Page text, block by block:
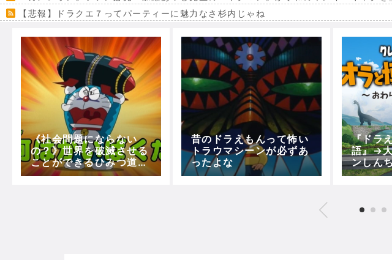
【悲報】ドラクエ７ってパーティーに魅力なさ杉内じゃね
Powered by livedoor 相互RSS
《社会問題にならない
の？》世界を破滅させる
ことができるひみつ道具
多過ぎｗｗｗｗｗ
昔のドラえもんって怖い
トラウマシーンが必ずあ
ったよな
『ドラ
語』→
ンしん
→大絶